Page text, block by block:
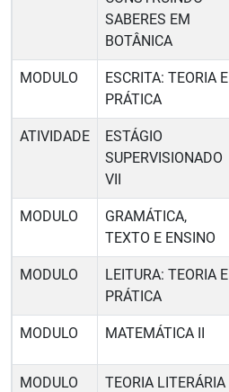
SABERES EM
BOTÂNICA
MODULO
ESCRITA: TEORIA E
PRÁTICA
ATIVIDADE
ESTÁGIO
SUPERVISIONADO
VII
MODULO
GRAMÁTICA,
TEXTO E ENSINO
MODULO
LEITURA: TEORIA E
PRÁTICA
MODULO MATEMÁTICA II
MODULO TEORIA LITERÁRIA